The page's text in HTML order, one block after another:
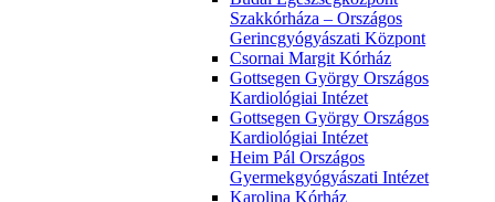
Szakkórháza – Országos
Gerincgyógyászati Központ
Csornai Margit Kórház
Gottsegen György Országos
Kardiológiai Intézet
Gottsegen György Országos
Kardiológiai Intézet
Heim Pál Országos
Gyermekgyógyászati Intézet
Karolina Kórház